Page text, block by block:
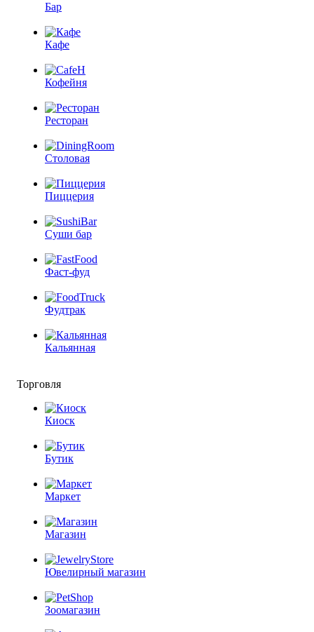
Бар
Кафе
Кофейня
Ресторан
Столовая
Пиццерия
Суши бар
Фаст-фуд
Фудтрак
Кальянная
Торговля
Киоск
Бутик
Маркет
Магазин
Ювелирный магазин
Зоомагазин